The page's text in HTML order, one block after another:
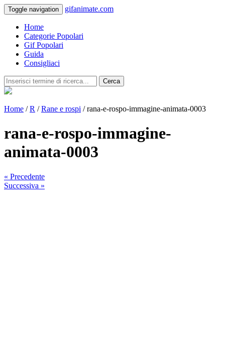
Toggle navigation gifanimate.com
Home
Categorie Popolari
Gif Popolari
Guida
Consigliaci
Cerca
Home /R /Rane e rospi / rana-e-rospo-immagine-animata-0003
rana-e-rospo-immagine-
animata-0003
« Precedente
Successiva »